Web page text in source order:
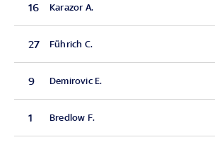
16 Karazor A.
27 Führich C.
9 Demirovic E.
1 Bredlow F.